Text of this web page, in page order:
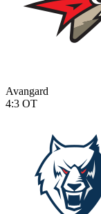
Avangard
4:3 OT